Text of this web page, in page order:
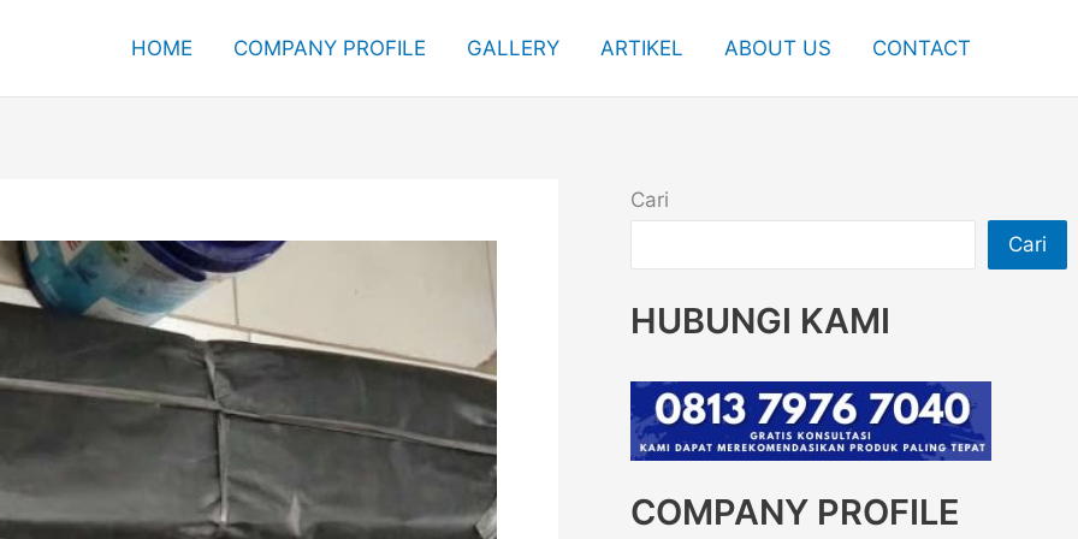
HOME COMPANY PROFILE GALLERY ARTIKEL ABOUT US CONTACT
Cari
Cari
HUBUNGI KAMI
COMPANY PROFILE